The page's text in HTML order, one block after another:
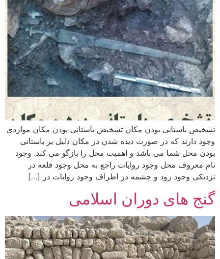
تشخیص باستانی بودن مکان تشخیص باستانی بودن مکان مواردی
وجود دارند که در صورت دیده شدن در مکان دلیل بر باستانی
بودن محل شما می باشد و اهمیت محل را بازگو می کند. وجود
نام معروف محل وجود روایات راجع به محل وجود قلعه در
نزدیکی وجود رود و چشمه در اطراف وجود روایات در […]
گنج های دوران اسلامی